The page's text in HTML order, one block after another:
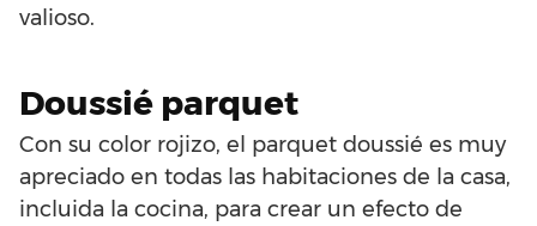
valioso.
Doussié parquet
Con su color rojizo, el parquet doussié es muy
apreciado en todas las habitaciones de la casa,
incluida la cocina, para crear un efecto de